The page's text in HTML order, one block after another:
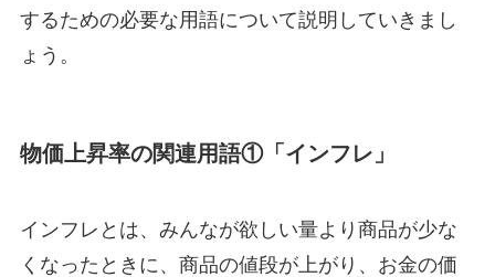
するための必要な用語について説明していきまし
ょう。
物価上昇率の関連用語①「インフレ」
インフレとは、みんなが欲しい量より商品が少な
くなったときに、商品の値段が上がり、お金の価